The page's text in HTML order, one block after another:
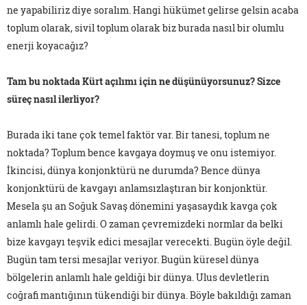
ne yapabiliriz diye soralım. Hangi hükümet gelirse gelsin acaba
toplum olarak, sivil toplum olarak biz burada nasıl bir olumlu
enerji koyacağız?
Tam bu noktada Kürt açılımı için ne düşünüyorsunuz? Sizce
süreç nasıl ilerliyor?
Burada iki tane çok temel faktör var. Bir tanesi, toplum ne
noktada? Toplum bence kavgaya doymuş ve onu istemiyor.
İkincisi, dünya konjonktürü ne durumda? Bence dünya
konjonktürü de kavgayı anlamsızlaştıran bir konjonktür.
Mesela şu an Soğuk Savaş dönemini yaşasaydık kavga çok
anlamlı hale gelirdi. O zaman çevremizdeki normlar da belki
bize kavgayı teşvik edici mesajlar verecekti. Bugün öyle değil.
Bugün tam tersi mesajlar veriyor. Bugün küresel dünya
bölgelerin anlamlı hale geldiği bir dünya. Ulus devletlerin
coğrafi mantığının tükendiği bir dünya. Böyle bakıldığı zaman